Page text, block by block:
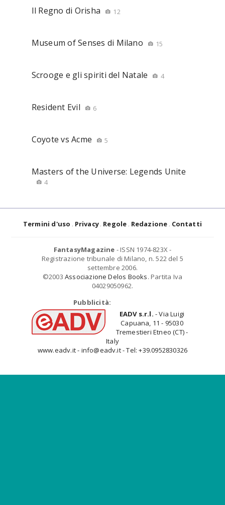
Il Regno di Orisha 12
Museum of Senses di Milano 15
Scrooge e gli spiriti del Natale 4
Resident Evil 6
Coyote vs Acme 5
Masters of the Universe: Legends Unite
4
Termini d'uso Privacy Regole Redazione Contatti
FantasyMagazine - ISSN 1974-823X -
Registrazione tribunale di Milano, n. 522 del 5
settembre 2006.
©2003 Associazione Delos Books. Partita Iva
04029050962.
Pubblicità:
EADV s.r.l. - Via Luigi
Capuana, 11 - 95030
Tremestieri Etneo (CT) -
Italy
www.eadv.it - info@eadv.it - Tel: +39.0952830326